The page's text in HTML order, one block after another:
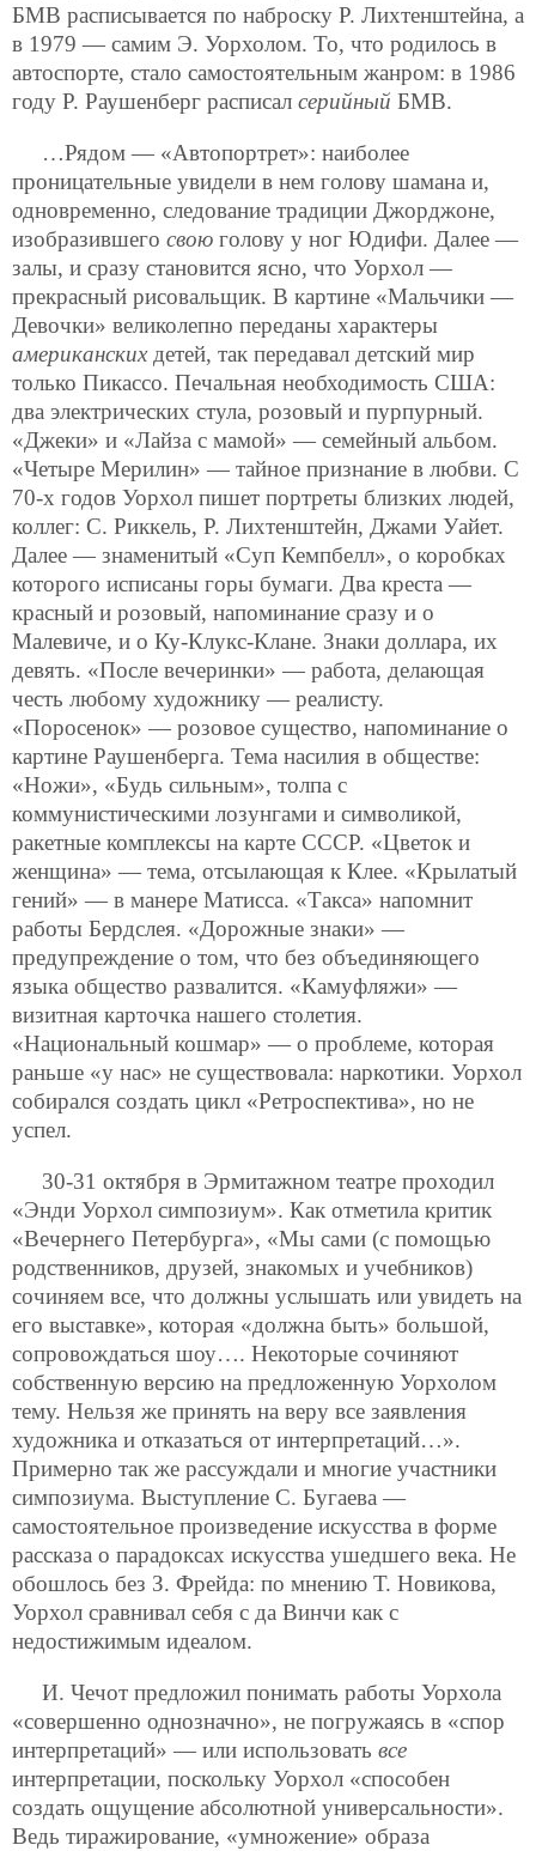
БМВ расписывается по наброску Р. Лихтенштейна, а
в 1979 — самим Э. Уорхолом. То, что родилось в
автоспорте, стало самостоятельным жанром: в 1986
году Р. Раушенберг расписал серийный БМВ.
…Рядом — «Автопортрет»: наиболее
проницательные увидели в нем голову шамана и,
одновременно, следование традиции Джорджоне,
изобразившего свою голову у ног Юдифи. Далее —
залы, и сразу становится ясно, что Уорхол —
прекрасный рисовальщик. В картине «Мальчики —
Девочки» великолепно переданы характеры
американскихдетей, так передавал детский мир
только Пикассо. Печальная необходимость США:
два электрических стула, розовый и пурпурный.
«Джеки» и «Лайза с мамой» — семейный альбом.
«Четыре Мерилин» — тайное признание в любви. С
70-х годов Уорхол пишет портреты близких людей,
коллег: С. Риккель, Р. Лихтенштейн, Джами Уайет.
Далее — знаменитый «Суп Кемпбелл», о коробках
которого исписаны горы бумаги. Два креста —
красный и розовый, напоминание сразу и о
Малевиче, и о Ку-Клукс-Клане. Знаки доллара, их
девять. «После вечеринки» — работа, делающая
честь любому художнику — реалисту.
«Поросенок» — розовое существо, напоминание о
картине Раушенберга. Тема насилия в обществе:
«Ножи», «Будь сильным», толпа с
коммунистическими лозунгами и символикой,
ракетные комплексы на карте СССР. «Цветок и
женщина» — тема, отсылающая к Клее. «Крылатый
гений» — в манере Матисса. «Такса» напомнит
работы Бердслея. «Дорожные знаки» —
предупреждение о том, что без объединяющего
языка общество развалится. «Камуфляжи» —
визитная карточка нашего столетия.
«Национальный кошмар» — о проблеме, которая
раньше «у нас» не существовала: наркотики. Уорхол
собирался создать цикл «Ретроспектива», но не
успел.
30-31 октября в Эрмитажном театре проходил
«Энди Уорхол симпозиум». Как отметила критик
«Вечернего Петербурга», «Мы сами (с помощью
родственников, друзей, знакомых и учебников)
сочиняем все, что должны услышать или увидеть на
его выставке», которая «должна быть» большой,
сопровождаться шоу…. Некоторые сочиняют
собственную версию на предложенную Уорхолом
тему. Нельзя же принять на веру все заявления
художника и отказаться от интерпретаций…».
Примерно так же рассуждали и многие участники
симпозиума. Выступление С. Бугаева —
самостоятельное произведение искусства в форме
рассказа о парадоксах искусства ушедшего века. Не
обошлось без З. Фрейда: по мнению Т. Новикова,
Уорхол сравнивал себя с да Винчи как с
недостижимым идеалом.
И. Чечот предложил понимать работы Уорхола
«совершенно однозначно», не погружаясь в «спор
интерпретаций» — или использовать все
интерпретации, поскольку Уорхол «способен
создать ощущение абсолютной универсальности».
Ведь тиражирование, «умножение» образа